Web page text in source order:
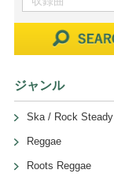
ジャンル
Ska / Rock Steady
Reggae
Roots Reggae